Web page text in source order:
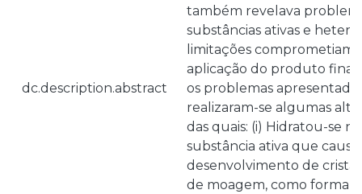
dc.description.abstract
também revelava
substâncias ativas e
limitações comprometiam
aplicação do produto
os problemas
realizaram-se algumas
das quais: (i) Hidratou-se
substância ativa que
desenvolvimento de
de moagem, como forma